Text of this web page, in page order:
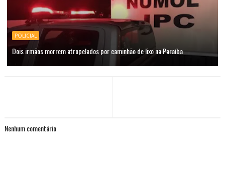
POLICIAL
Dois irmãos morrem atropelados por caminhão de lixo na Paraíba
Nenhum comentário